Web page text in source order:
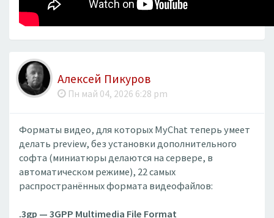
Алексей Пикуров
Пн май 04, 2026 6:28 pm
Форматы видео, для которых MyChat теперь умеет
делать preview, без установки дополнительного
софта (миниатюры делаются на сервере, в
автоматическом режиме), 22 самых
распространённых формата видеофайлов:
.3gp — 3GPP Multimedia File Format